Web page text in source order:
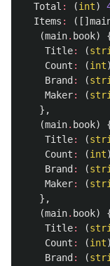
Total : (int)
Items : ([]
(main. book)
Title: (
Count : (int)
Brand : (
Maker: (
},
(main. book)
Title: (
Count : (int)
Brand : (
Maker: (
},
(main. book)
Title: (
Count : (int)
Brand : (